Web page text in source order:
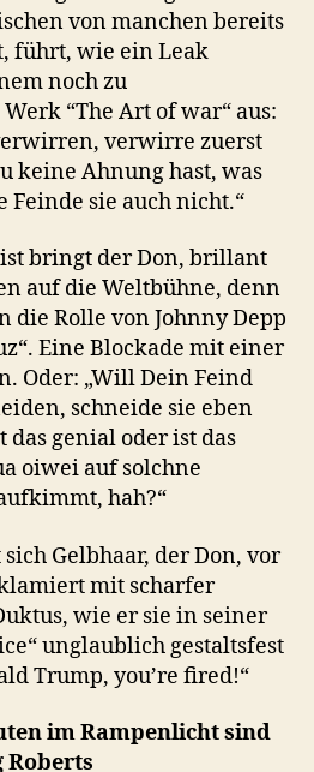
von manchen bereits
führt, wie ein Leak
noch zu
“The Art of war“ aus:
verwirre zuerst
keine Ahnung hast, was
Feinde sie auch nicht.“
bringt der Don, brillant
auf die Weltbühne, denn
die Rolle von Johnny Depp
Eine Blockade mit einer
Oder: „Will Dein Feind
schneide sie eben
das genial oder ist das
oiwei auf solchne
hah?“
Gelbhaar, der Don, vor
mit scharfer
wie er sie in seiner
unglaublich gestaltsfest
Trump, you’re fired!“
im Rampenlicht sind
Roberts